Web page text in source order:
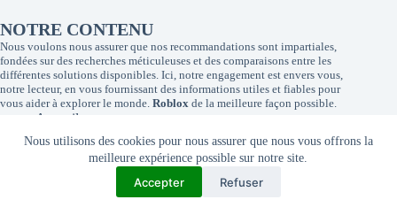
Nous utilisons des cookies pour nous assurer que nous vous offrons la
meilleure expérience possible sur notre site.
Accepter Refuser
NOTRE CONTENU
Nous voulons nous assurer que nos recommandations sont impartiales,
fondées sur des recherches méticuleuses et des comparaisons entre les
différentes solutions disponibles. Ici, notre engagement est envers vous,
notre lecteur, en vous fournissant des informations utiles et fiables pour
vous aider à explorer le monde. Roblox de la meilleure façon possible.
Accueil
Contact
À propos de nous
Politique de confidentialité
Conditions d'utilisation
Transparence des pages